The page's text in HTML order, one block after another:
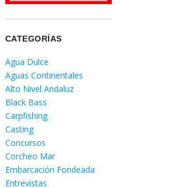
CATEGORÍAS
Agua Dulce
Aguas Continentales
Alto Nivel Andaluz
Black Bass
Carpfishing
Casting
Concursos
Corcheo Mar
Embarcación Fondeada
Entrevistas